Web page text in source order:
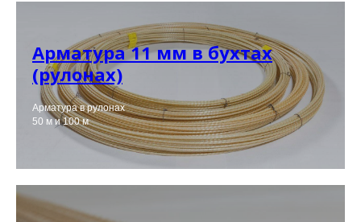
Арматура 11 мм в бухтах
(рулонах)
Арматура в рулонах
50 м и 100 м